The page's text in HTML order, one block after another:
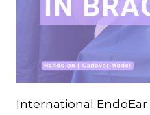
International EndoEar